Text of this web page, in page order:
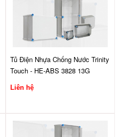
Tủ Điện Nhựa Chống Nước Trinity
Touch - HE-ABS 3828 13G
Liên hệ